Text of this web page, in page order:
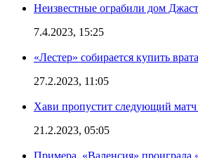
Неизвестные ограбили дом
7.4.2023, 15:25
«Лестер» собирается купить
27.2.2023, 11:05
Хави пропустит следующий матч
21.2.2023, 05:05
Примера. «Валенсия» проиграла